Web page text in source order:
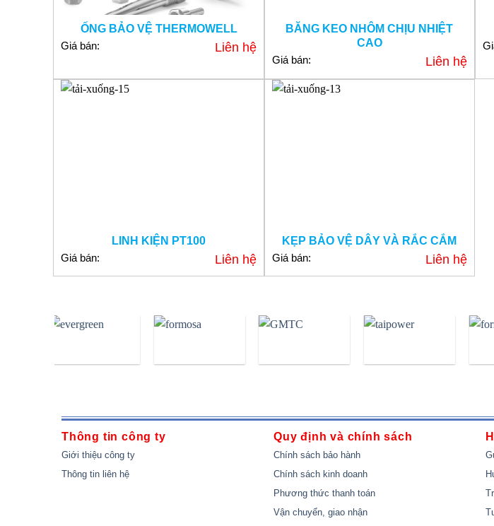
ỐNG BẢO VỆ THERMOWELL
Giá bán:
Liên hệ
BĂNG KEO NHÔM CHỊU NHIỆT
CAO
Giá bán:
Liên hệ
LINH KIỆN PT100
Giá bán:
Liên hệ
KẸP BẢO VỆ DÂY VÀ RẮC CẮM
Giá bán:
Liên hệ
Thông tin công ty
Giới thiệu công ty
Thông tin liên hệ
Quy định và chính sách
Chính sách bảo hành
Chính sách kinh doanh
Phương thức thanh toán
Vận chuyển, giao nhận